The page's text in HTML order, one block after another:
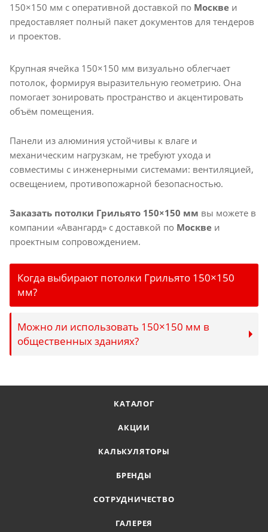
150×150 мм с оперативной доставкой по Москве и
предоставляет полный пакет документов для тендеров
и проектов.
Крупная ячейка 150×150 мм визуально облегчает
потолок, формируя выразительную геометрию. Она
помогает зонировать пространство и акцентировать
объём помещения.
Панели из алюминия устойчивы к влаге и
механическим нагрузкам, не требуют ухода и
совместимы с инженерными системами: вентиляцией,
освещением, противопожарной безопасностью.
Заказать потолки Грильято 150×150 мм вы можете в
компании «Авангард» с доставкой по Москве и
проектным сопровождением.
Когда выбирают потолки Грильято 150×150
мм?
Можно ли использовать 150×150 мм в
общественных зданиях?
КАТАЛОГ
АКЦИИ
КАЛЬКУЛЯТОРЫ
БРЕНДЫ
СОТРУДНИЧЕСТВО
ГАЛЕРЕЯ